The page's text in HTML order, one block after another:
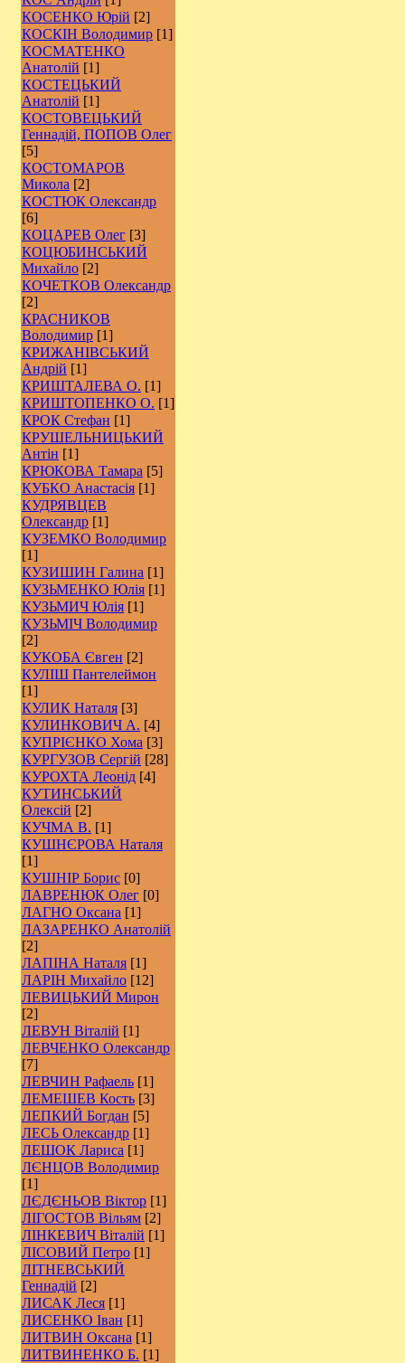
КОСЕНКО Юрій [2]
КОСКІН Володимир [1]
КОСМАТЕНКО
Анатолій [1]
КОСТЕЦЬКИЙ
Анатолій [1]
КОСТОВЕЦЬКИЙ
Геннадій, ПОПОВ Олег
[5]
КОСТОМАРОВ
Микола [2]
КОСТЮК Олександр
[6]
КОЦАРЕВ Олег [3]
КОЦЮБИНСЬКИЙ
Михайло [2]
КОЧЕТКОВ Олександр
[2]
КРАСНИКОВ
Володимир [1]
КРИЖАНІВСЬКИЙ
Андрій [1]
КРИШТАЛЕВА О. [1]
КРИШТОПЕНКО О. [1]
КРОК Стефан [1]
КРУШЕЛЬНИЦЬКИЙ
Антін [1]
КРЮКОВА Тамара [5]
КУБКО Анастасія [1]
КУДРЯВЦЕВ
Олександр [1]
КУЗЕМКО Володимир
[1]
КУЗИШИН Галина [1]
КУЗЬМЕНКО Юлія [1]
КУЗЬМИЧ Юлія [1]
КУЗЬМІЧ Володимир
[2]
КУКОБА Євген [2]
КУЛІШ Пантелеймон
[1]
КУЛИК Наталя [3]
КУЛИНКОВИЧ А. [4]
КУПРІЄНКО Хома [3]
КУРГУЗОВ Сергій [28]
КУРОХТА Леонід [4]
КУТИНСЬКИЙ
Олексій [2]
КУЧМА В. [1]
КУШНЄРОВА Наталя
[1]
КУШНІР Борис [0]
ЛАВРЕНЮК Олег [0]
ЛАГНО Оксана [1]
ЛАЗАРЕНКО Анатолій
[2]
ЛАПІНА Наталя [1]
ЛАРІН Михайло [12]
ЛЕВИЦЬКИЙ Мирон
[2]
ЛЕВУН Віталій [1]
ЛЕВЧЕНКО Олександр
[7]
ЛЕВЧИН Рафаель [1]
ЛЕМЕШЕВ Кость [3]
ЛЕПКИЙ Богдан [5]
ЛЕСЬ Олександр [1]
ЛЕШОК Лариса [1]
ЛЄНЦОВ Володимир
[1]
ЛЄДЄНЬОВ Віктор [1]
ЛІГОСТОВ Вільям [2]
ЛІНКЕВИЧ Віталій [1]
ЛІСОВИЙ Петро [1]
ЛІТНЕВСЬКИЙ
Геннадій [2]
ЛИСАК Леся [1]
ЛИСЕНКО Іван [1]
ЛИТВИН Оксана [1]
ЛИТВИНЕНКО Б. [1]